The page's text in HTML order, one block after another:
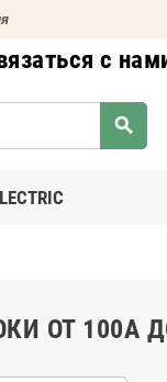
с
search
ОТ 100А